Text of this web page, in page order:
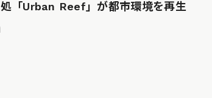
「Urban Reef」が都市環境を再生